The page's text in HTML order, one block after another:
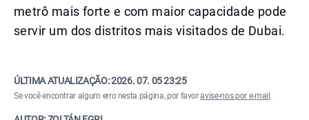
metrô mais forte e com maior capacidade pode
servir um dos distritos mais visitados de Dubai.
ÚLTIMA ATUALIZAÇÃO:2026. 07. 05 23:25
Se você encontrar algum erro nesta página, por favoravise-nos por e-mail .